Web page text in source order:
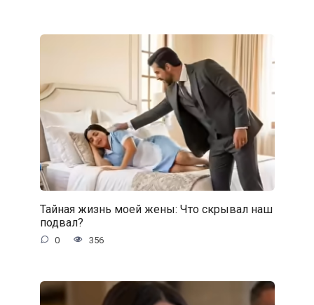
Тайная жизнь моей жены: Что скрывал наш
подвал?
0 356